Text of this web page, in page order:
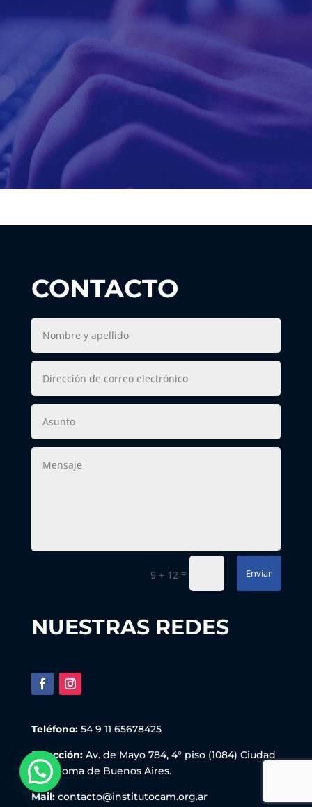
CONTACTO
9 + 12 = Enviar
NUESTRAS REDES
Teléfono: 54 9 11 65678425
Dirección:Av. de Mayo 784, 4° piso (1084) Ciudad
Autónoma de Buenos Aires.
Mail:contacto@institutocam.org.ar